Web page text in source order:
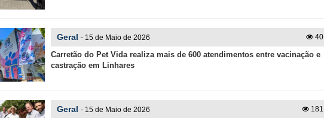
40
Geral - 15 de Maio de 2026
Carretão do Pet Vida realiza mais de 600 atendimentos entre vacinação e
castração em Linhares
181
Geral - 15 de Maio de 2026